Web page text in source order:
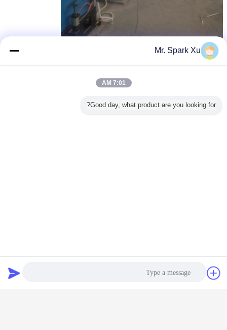
گپ
Mr. Spark Xu
7:01 AM
Good day, what product are you looking for?